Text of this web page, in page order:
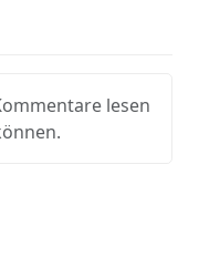
lesen